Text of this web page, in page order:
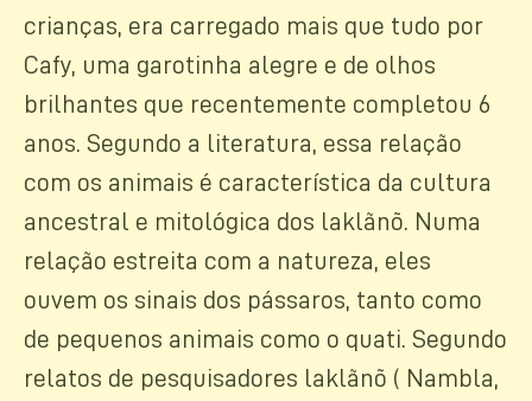
crianças, era carregado mais que tudo por
Cafy, uma garotinha alegre e de olhos
brilhantes que recentemente completou 6
anos. Segundo a literatura, essa relação
com os animais é característica da cultura
ancestral e mitológica dos laklãnõ. Numa
relação estreita com a natureza, eles
ouvem os sinais dos pássaros, tanto como
de pequenos animais como o quati. Segundo
relatos de pesquisadores laklãnõ ( Nambla,